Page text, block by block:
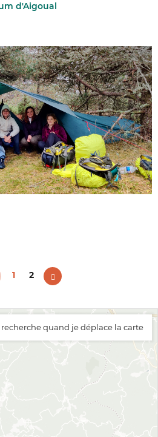
d'Aigoual
1 2
quand je déplace la carte